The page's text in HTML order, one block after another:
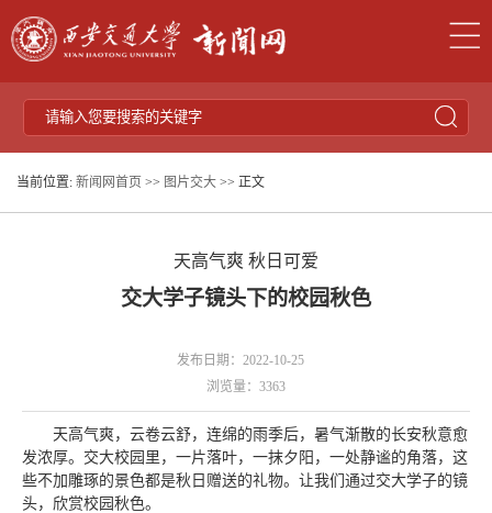
当前位置: 新闻网首页 >> 图片交大 >> 正文
天高气爽 秋日可爱
交大学子镜头下的校园秋色
发布日期：2022-10-25
浏览量： 3363
天高气爽，云卷云舒，连绵的雨季后，暑气渐散的长安秋意愈
发浓厚。交大校园里，一片落叶，一抹夕阳，一处静谧的角落，这
些不加雕琢的景色都是秋日赠送的礼物。让我们通过交大学子的镜
头，欣赏校园秋色。